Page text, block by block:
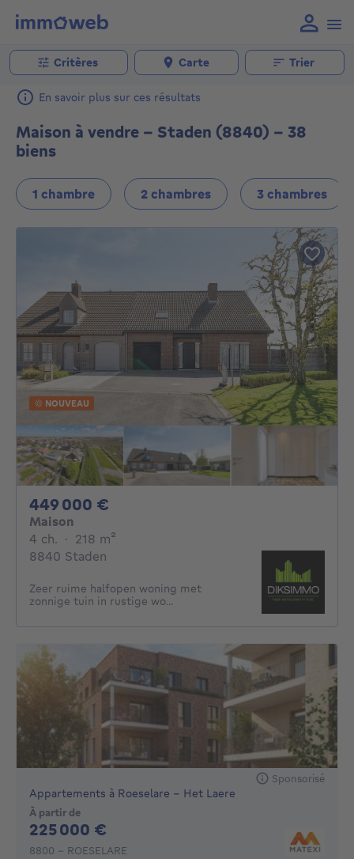
Critères Carte Trier
En savoir plus sur ces résultats
Maison à vendre - Staden (8840) - 38
biens
1 chambre 2 chambres 3 chambres
NOUVEAU
449 000 €
Maison
4 ch. 4 chambres
· 218 m²
8840 Staden
Zeer ruime halfopen woning met
zonnige tuin in rustige wo...
Sponsorisé
Appartements à Roeselare - Het Laere
À partir de
225 000 €
8800 - ROESELARE